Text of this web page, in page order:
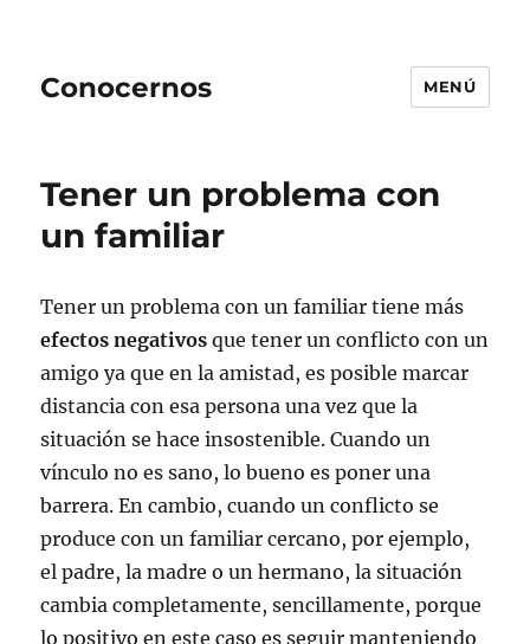
Conocernos MENÚ
Tener un problema con
un familiar
Tener un problema con un familiar tiene más
efectos negativos que tener un conflicto con un
amigo ya que en la amistad, es posible marcar
distancia con esa persona una vez que la
situación se hace insostenible. Cuando un
vínculo no es sano, lo bueno es poner una
barrera. En cambio, cuando un conflicto se
produce con un familiar cercano, por ejemplo,
el padre, la madre o un hermano, la situación
cambia completamente, sencillamente, porque
lo positivo en este caso es seguir manteniendo